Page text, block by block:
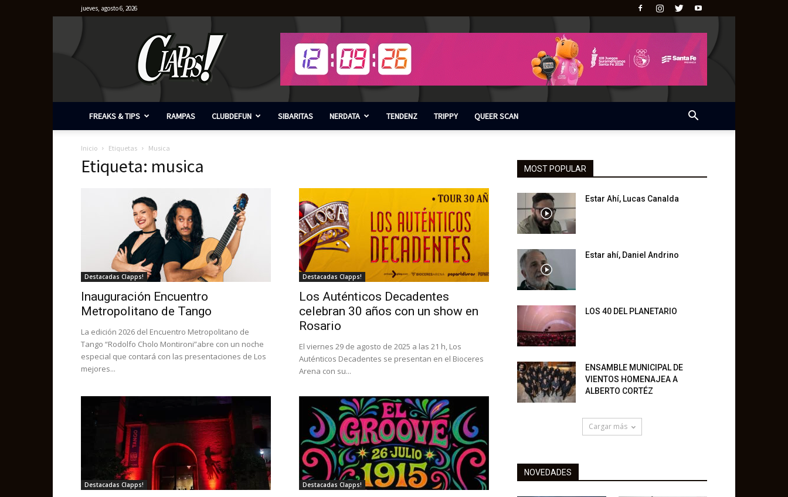
jueves, agosto 6, 2026
FREAKS & TIPS RAMPAS CLUBDEFUN SIBARITAS NERDATA TENDENZ TRIPPY QUEER SCAN
Inicio Etiquetas Musica
Etiqueta: musica
Destacadas Clapps!
Inauguración Encuentro
Metropolitano de Tango
La edición 2026 del Encuentro Metropolitano de
Tango “Rodolfo Cholo Montironi”abre con un noche
especial que contará con las presentaciones de Los
mejores...
Destacadas Clapps!
Los Auténticos Decadentes
celebran 30 años con un show en
Rosario
El viernes 29 de agosto de 2025 a las 21 h, Los
Auténticos Decadentes se presentan en el Bioceres
Arena con su...
Destacadas Clapps! Destacadas Clapps!
MOST POPULAR
Estar Ahí, Lucas Canalda
Estar ahí, Daniel Andrino
LOS 40 DEL PLANETARIO
ENSAMBLE MUNICIPAL DE
VIENTOS HOMENAJEA A
ALBERTO CORTÉZ
Cargar más
NOVEDADES